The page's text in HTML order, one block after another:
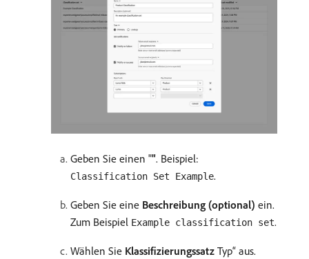
Geben Sie einen "". Beispiel:
Classification Set Example.
Geben Sie eine Beschreibung (optional) ein.
Zum Beispiel Example classification set.
Wählen Sie Klassifizierungssatz Typ“ aus.